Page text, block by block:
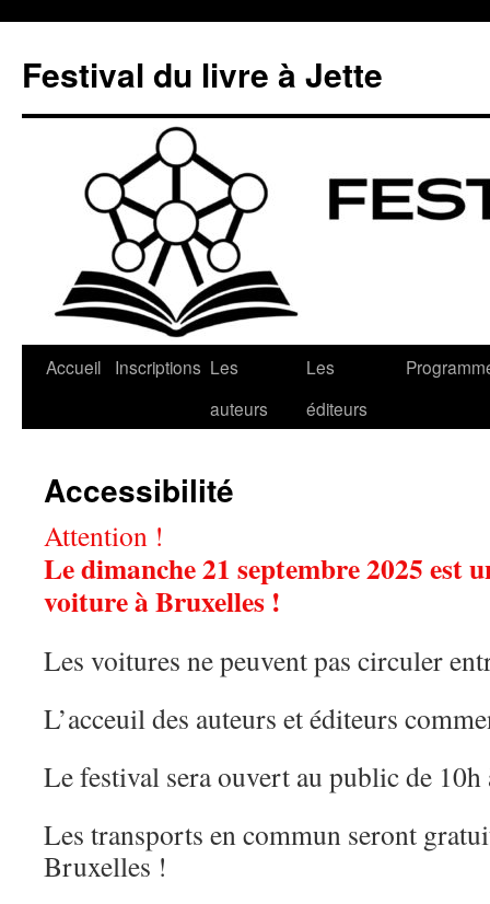
contenu
Festival du livre à Jette
Accueil Inscriptions Les
auteurs
Les
éditeurs
Accessibilité
Attention !
Le dimanche 21 septembre 2025 est
voiture à Bruxelles !
Les voitures ne peuvent pas circuler
L’acceuil des auteurs et éditeurs
Le festival sera ouvert au public de 10h
Les transports en commun seront
Bruxelles !